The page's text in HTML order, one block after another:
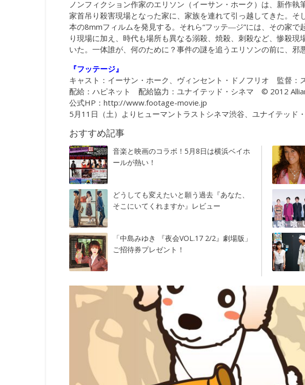
ノンフィクション作家のエリソン（イーサン・ホーク）は、新作執
家首吊り殺害現場となった家に、家族を連れて引っ越してきた。そ
本の8mmフィルムを発見する。それら“フッテ―ジ”には、その家で
り現場に加え、時代も場所も異なる溺殺、焼殺、刺殺など、惨殺現
いた。一体誰が、何のために？事件の謎を追うエリソンの前に、邪
『フッテージ』
キャスト：イーサン・ホーク、ヴィンセント・ドノフリオ 監督：
配給：ハピネット 配給協力：ユナイテッド・シネマ © 2012
公式HP： http://www.footage-movie.jp
5月11日（土）よりヒューマントラストシネマ渋谷、ユナイテッド
おすすめ記事
音楽と映画のコラボ！5月8日は横浜ベイホ
ールが熱い！
どうしても変えたいと願う過去『あなた、
そこにいてくれますか』レビュー
「中島みゆき 『夜会VOL.17 2/2』劇場版」
ご招待券プレゼント！